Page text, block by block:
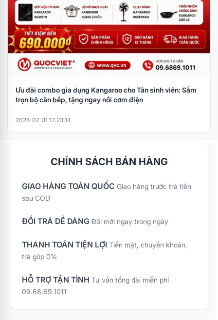
Ưu đãi combo gia dụng Kangaroo cho Tân sinh viên: Sắm
trọn bộ căn bếp, tặng ngay nồi cơm điện
2026-07-31 17:23:14
CHÍNH SÁCH BÁN HÀNG
GIAO HÀNG TOÀN QUỐC Giao hàng trước trả tiền
sau COD
ĐỔI TRẢ DỄ DÀNG Đổi mới ngay trong ngày
THANH TOÁN TIỆN LỢI Tiền mặt, chuyển khoản,
trả góp 0%
HỖ TRỢ TẬN TÌNH Tư vấn tổng đài miễn phí
09.68.69.1011